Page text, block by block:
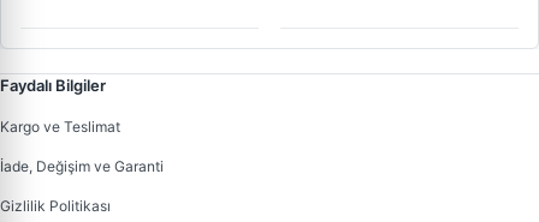
Faydalı Bilgiler
Kargo ve Teslimat
İade, Değişim ve Garanti
Gizlilik Politikası